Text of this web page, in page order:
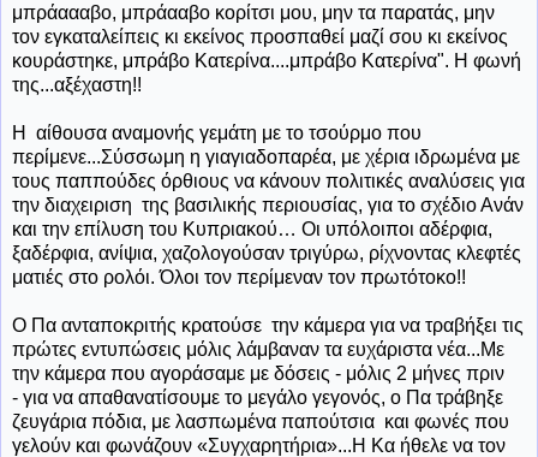
μπράαααβο, μπράααβο κορίτσι μου, μην τα παρατάς, μην
τον εγκαταλείπεις κι εκείνος προσπαθεί μαζί σου κι εκείνος
κουράστηκε, μπράβο Κατερίνα....μπράβο Κατερίνα". Η φωνή
της...αξέχαστη!!
Η
αίθουσα αναμονής γεμάτη με το τσούρμο που
περίμενε...Σύσσωμη η γιαγιαδοπαρέα, με χέρια ιδρωμένα με
τους παππούδες όρθιους να κάνουν πολιτικές αναλύσεις για
την διαχειριση της βασιλικής περιουσίας, για το σχέδιο Ανάν
και την επίλυση του Κυπριακού… Οι υπόλοιποι αδέρφια,
ξαδέρφια, ανίψια, χαζολογούσαν τριγύρω, ρίχνοντας κλεφτές
ματιές στο ρολόι. Όλοι τον περίμεναν τον πρωτότοκο!!
Ο Πα ανταποκριτής κρατούσε την κάμερα για να τραβήξει τις
πρώτες εντυπώσεις μόλις λάμβαναν τα ευχάριστα νέα...Με
την κάμερα που αγοράσαμε με δόσεις - μόλις 2 μήνες πριν
- για να απαθανατίσουμε το μεγάλο γεγονός, ο Πα τράβηξε
ζευγάρια πόδια, με λασπωμένα παπούτσια και φωνές που
γελούν και φωνάζουν «Συγχαρητήρια»...Η Κα ήθελε να τον